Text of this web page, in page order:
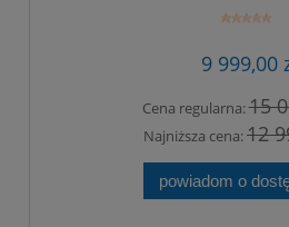
9 999,00
Cena regularna:15
Najniższa cena:12
powiadom o